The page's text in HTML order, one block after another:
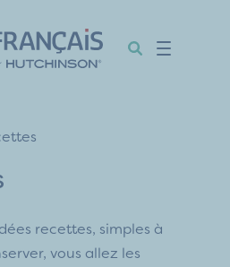
recettes, simples à
vous allez les